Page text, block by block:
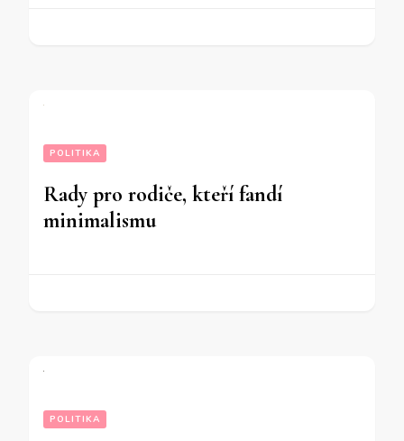
POLITIKA
Rady pro rodiče, kteří fandí
minimalismu
POLITIKA